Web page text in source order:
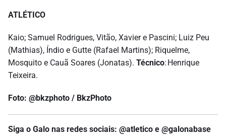
ATLÉTICO
Kaio; Samuel Rodrigues, Vitão, Xavier e Pascini; Luiz Peu
(Mathias), Índio e Gutte (Rafael Martins); Riquelme,
Mosquito e Cauã Soares (Jonatas). Técnico: Henrique
Teixeira.
Foto: @bkzphoto / BkzPhoto
Siga o Galo nas redes sociais: @atletico e @galonabase